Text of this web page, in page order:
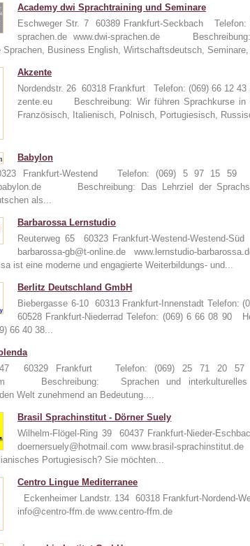
Academy dwi Sprachtraining und Seminare
Eschweger Str. 7 60389 Frankfurt-Seckbach
sprachen.de www.dwi-sprachen.de
Sprachen, Business English, Wirtschaftsdeutsch,
Akzente
Nordendstr. 26 60318 Frankfurt Telefon: (069) 66 12
zente.eu Beschreibung: Wir führen Sprachkurse in
Französisch, Italienisch, Polnisch, Portugiesisch,
Babylon
Frankfurt-Westend Telefon: (069) 5 97 15 59
babylon.de Beschreibung: Das Lehrziel der
als...
Barbarossa Lernstudio
Reuterweg 65 60323 Frankfurt-Westend-Westend-
barbarossa-gb@t-online.de www.lernstudio-
ist eine moderne und engagierte Weiterbildungs- und...
Berlitz Deutschland GmbH
Biebergasse 6-10 60313 Frankfurt-Innenstadt Telefon:
60528 Frankfurt-Niederrad Telefon: (069) 6 66 08 90
66 40 38...
47 60329 Frankfurt Telefon: (069) 25 71 20 57
Beschreibung: Sprachen und interkulturelles
Welt zunehmend an Bedeutung....
Brasil Sprachinstitut - Dörner Suely
Wilhelm-Flögel-Ring 39 60437 Frankfurt-Nieder-
doernersuely@hotmail.com www.brasil-
Portugiesisch? Sie möchten...
Centro Lingue Mediterranee
Eckenheimer Landstr. 134 60318 Frankfurt-Nordend-
info@centro-ffm.de www.centro-ffm.de